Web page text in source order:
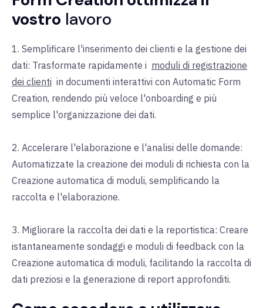
vostro lavoro
1. Semplificare l'inserimento dei clienti e la gestione dei
dati: Trasformate rapidamente i moduli di registrazione
dei clienti in documenti interattivi con Automatic Form
Creation, rendendo più veloce l'onboarding e più
semplice l'organizzazione dei dati.
2. Accelerare l'elaborazione e l'analisi delle domande:
Automatizzate la creazione dei moduli di richiesta con la
Creazione automatica di moduli, semplificando la
raccolta e l'elaborazione.
3. Migliorare la raccolta dei dati e la reportistica: Creare
istantaneamente sondaggi e moduli di feedback con la
Creazione automatica di moduli, facilitando la raccolta di
dati preziosi e la generazione di report approfonditi.